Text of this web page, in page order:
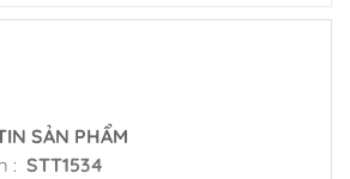
SẢN PHẨM
: STT1534